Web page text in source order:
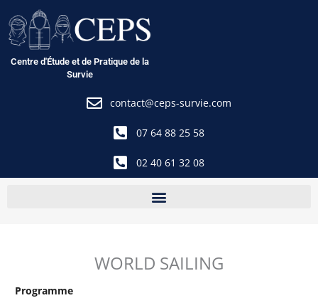
au
contenu
Centre d'Étude et de Pratique de la
Survie
contact@ceps-survie.com
07 64 88 25 58
02 40 61 32 08
WORLD SAILING
Programme